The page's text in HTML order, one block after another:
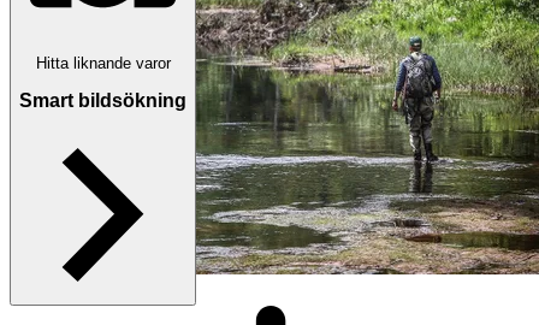
Hitta liknande varor
Smart bildsökning